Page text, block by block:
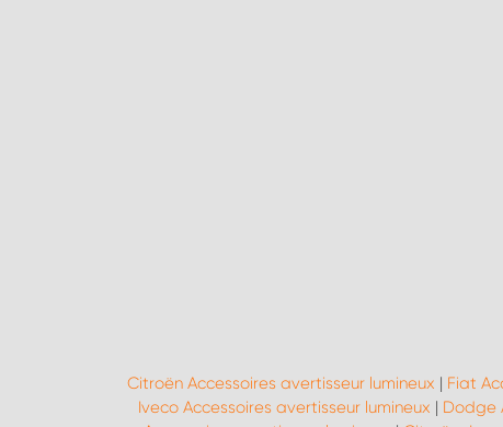
Citroën Accessoires avertisseur lumineux | Fiat
Iveco Accessoires avertisseur lumineux | Dodge